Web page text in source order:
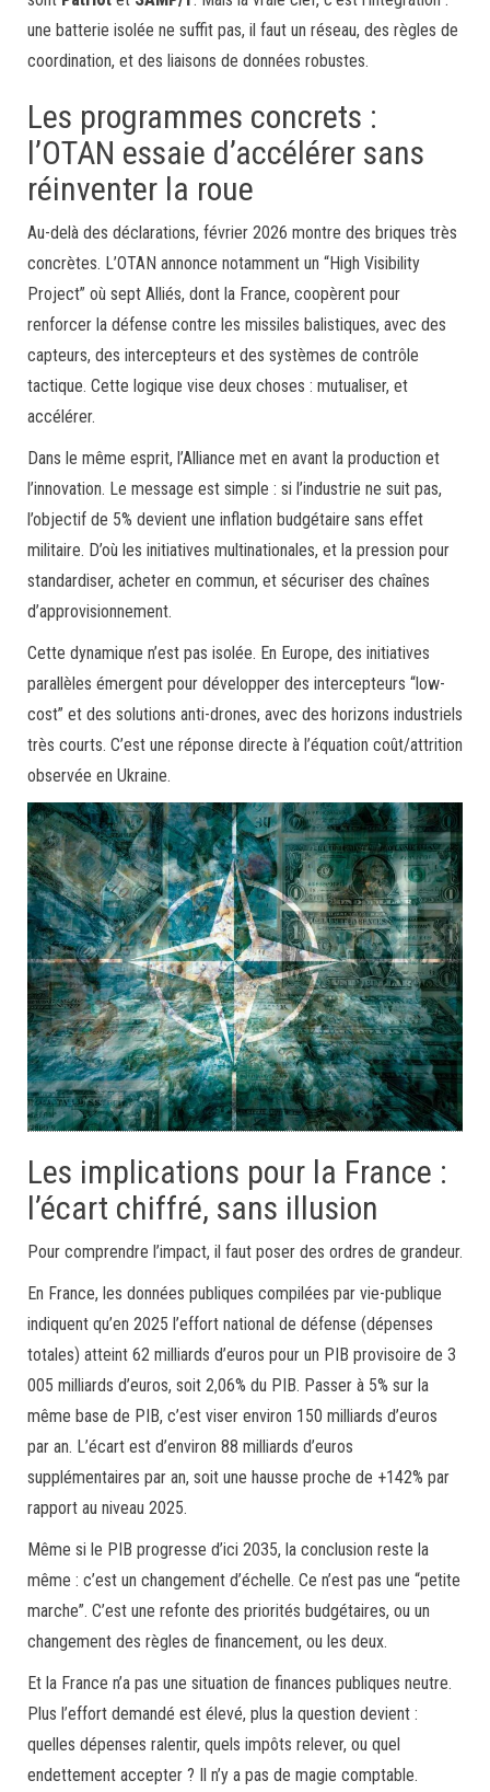
une batterie isolée ne suffit pas, il faut un réseau, des règles de
coordination, et des liaisons de données robustes.
Les programmes concrets :
l’OTAN essaie d’accélérer sans
réinventer la roue
Au-delà des déclarations, février 2026 montre des briques très
concrètes. L’OTAN annonce notamment un “High Visibility
Project” où sept Alliés, dont la France, coopèrent pour
renforcer la défense contre les missiles balistiques, avec des
capteurs, des intercepteurs et des systèmes de contrôle
tactique. Cette logique vise deux choses : mutualiser, et
accélérer.
Dans le même esprit, l’Alliance met en avant la production et
l’innovation. Le message est simple : si l’industrie ne suit pas,
l’objectif de 5% devient une inflation budgétaire sans effet
militaire. D’où les initiatives multinationales, et la pression pour
standardiser, acheter en commun, et sécuriser des chaînes
d’approvisionnement.
Cette dynamique n’est pas isolée. En Europe, des initiatives
parallèles émergent pour développer des intercepteurs “low-
cost” et des solutions anti-drones, avec des horizons industriels
très courts. C’est une réponse directe à l’équation coût/attrition
observée en Ukraine.
Les implications pour la France :
l’écart chiffré, sans illusion
Pour comprendre l’impact, il faut poser des ordres de grandeur.
En France, les données publiques compilées par vie-publique
indiquent qu’en 2025 l’effort national de défense (dépenses
totales) atteint 62 milliards d’euros pour un PIB provisoire de 3
005 milliards d’euros, soit 2,06% du PIB. Passer à 5% sur la
même base de PIB, c’est viser environ 150 milliards d’euros
par an. L’écart est d’environ 88 milliards d’euros
supplémentaires par an, soit une hausse proche de +142% par
rapport au niveau 2025.
Même si le PIB progresse d’ici 2035, la conclusion reste la
même : c’est un changement d’échelle. Ce n’est pas une “petite
marche”. C’est une refonte des priorités budgétaires, ou un
changement des règles de financement, ou les deux.
Et la France n’a pas une situation de finances publiques neutre.
Plus l’effort demandé est élevé, plus la question devient :
quelles dépenses ralentir, quels impôts relever, ou quel
endettement accepter ? Il n’y a pas de magie comptable.